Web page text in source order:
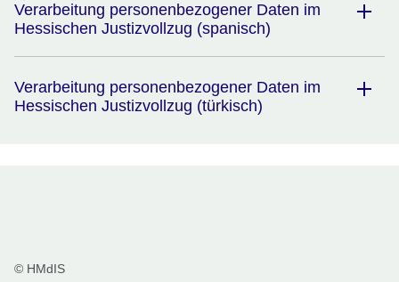
Verarbeitung personenbezogener Daten im
Hessischen Justizvollzug (spanisch)
Verarbeitung personenbezogener Daten im
Hessischen Justizvollzug (türkisch)
© HMdIS